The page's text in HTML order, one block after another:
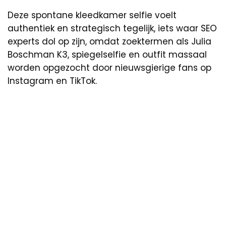
Deze spontane kleedkamer selfie voelt
authentiek en strategisch tegelijk, iets waar SEO
experts dol op zijn, omdat zoektermen als Julia
Boschman K3, spiegelselfie en outfit massaal
worden opgezocht door nieuwsgierige fans op
Instagram en TikTok.